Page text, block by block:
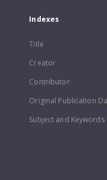
Indexes
Title
Creator
Contributor
Original Publication
Subject and Keywords